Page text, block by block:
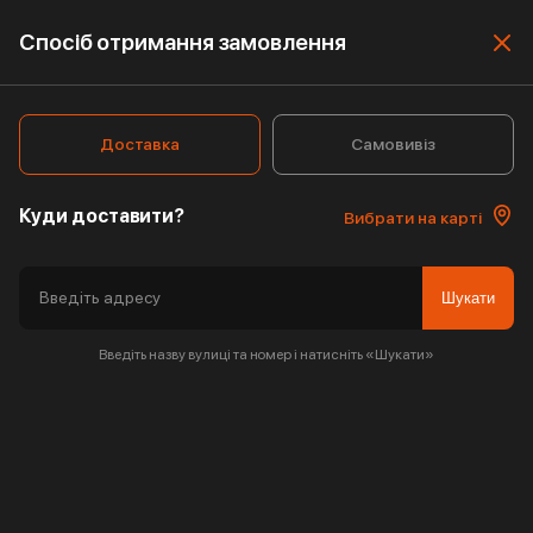
Спосіб отримання замовлення
Доставка Самовивіз
Куди доставити? Вибрати на карті
Шукати
Введіть назву вулиці та номер і натисніть «Шукати»